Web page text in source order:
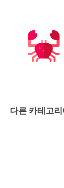
다른 카테고